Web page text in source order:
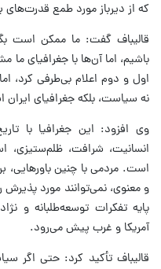
که از دیرباز مورد طمع
قالیباف گفت: ما ممکن است
باشیم، اما آن‌ها با جغرافیای
اول و دوم اعلام بی‌طرفی کرد،
نه سیاست، بلکه جغرافیای
وی افزود: این جغرافیا با
انسانیت، شرافت، ظلم‌ستیزی،
است. مردمی با چنین باورهایی،
و معنوی، نمی‌توانند مورد پذیرش
پایه تفکرات توسعه‌طلبانه و
آمریکا و غرب پیش می‌رود.
قالیباف تأکید کرد: حتی اگر